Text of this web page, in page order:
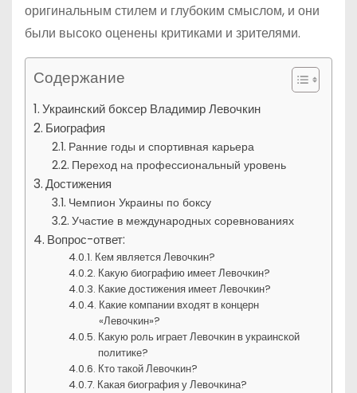
оригинальным стилем и глубоким смыслом, и они
были высоко оценены критиками и зрителями.
Содержание
Украинский боксер Владимир Левочкин
Биография
Ранние годы и спортивная карьера
Переход на профессиональный уровень
Достижения
Чемпион Украины по боксу
Участие в международных соревнованиях
Вопрос-ответ:
Кем является Левочкин?
Какую биографию имеет Левочкин?
Какие достижения имеет Левочкин?
Какие компании входят в концерн
«Левочкин»?
Какую роль играет Левочкин в украинской
политике?
Кто такой Левочкин?
Какая биография у Левочкина?